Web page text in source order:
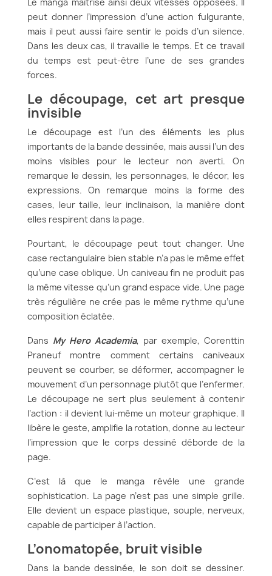
peut donner l’impression d’une action fulgurante,
mais il peut aussi faire sentir le poids d’un silence.
Dans les deux cas, il travaille le temps. Et ce travail
du temps est peut-être l’une de ses grandes
forces.
Le découpage, cet art presque
invisible
Le découpage est l’un des éléments les plus
importants de la bande dessinée, mais aussi l’un des
moins visibles pour le lecteur non averti. On
remarque le dessin, les personnages, le décor, les
expressions. On remarque moins la forme des
cases, leur taille, leur inclinaison, la manière dont
elles respirent dans la page.
Pourtant, le découpage peut tout changer. Une
case rectangulaire bien stable n’a pas le même effet
qu’une case oblique. Un caniveau fin ne produit pas
la même vitesse qu’un grand espace vide. Une page
très régulière ne crée pas le même rythme qu’une
composition éclatée.
Dans My Hero Academia, par exemple, Corenttin
Praneuf montre comment certains caniveaux
peuvent se courber, se déformer, accompagner le
mouvement d’un personnage plutôt que l’enfermer.
Le découpage ne sert plus seulement à contenir
l’action : il devient lui-même un moteur graphique. Il
libère le geste, amplifie la rotation, donne au lecteur
l’impression que le corps dessiné déborde de la
page.
C’est là que le manga révèle une grande
sophistication. La page n’est pas une simple grille.
Elle devient un espace plastique, souple, nerveux,
capable de participer à l’action.
L’onomatopée, bruit visible
Dans la bande dessinée, le son doit se dessiner.